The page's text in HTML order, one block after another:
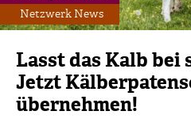
Netzwerk News
Lasst das Kalb bei
Jetzt
übernehmen!